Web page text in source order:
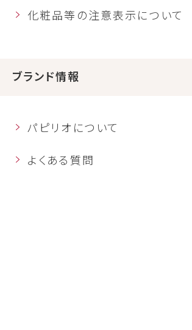
化粧品等の注意表示について
ブランド情報
パピリオについて
よくある質問